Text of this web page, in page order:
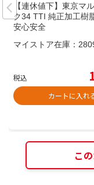
【連休値下】東京マ
ク34 TTI 純正加工樹
安心安全
マイストア在庫：
税込
カートに入れ
こ